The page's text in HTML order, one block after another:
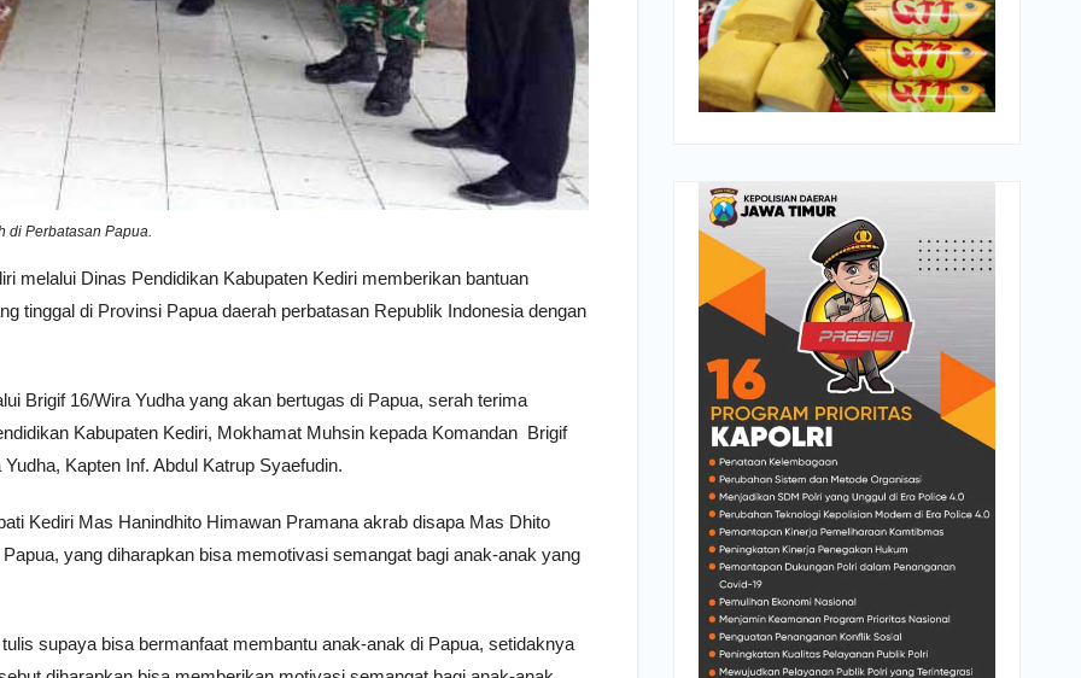
di Perbatasan Papua.
melalui Dinas Pendidikan Kabupaten Kediri memberikan bantuan
tinggal di Provinsi Papua daerah perbatasan Republik Indonesia dengan
Brigif 16/Wira Yudha yang akan bertugas di Papua, serah terima
Kabupaten Kediri, Mokhamat Muhsin kepada Komandan Brigif
Kapten Inf. Abdul Katrup Syaefudin.
Kediri Mas Hanindhito Himawan Pramana akrab disapa Mas Dhito
yang diharapkan bisa memotivasi semangat bagi anak-anak yang
supaya bisa bermanfaat membantu anak-anak di Papua, setidaknya